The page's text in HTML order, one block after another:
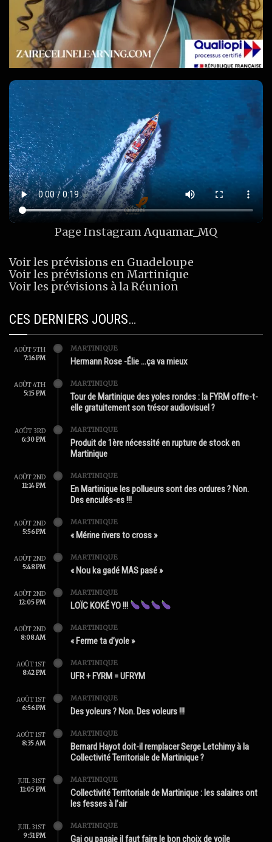
Page Instagram Aquamar_MQ
Voir les prévisions en Guadeloupe
Voir les prévisions en Martinique
Voir les prévisions à la Réunion
CES DERNIERS JOURS…
AOÛT 5TH
7:16 PM
MARTINIQUE
Hermann Rose -Élie …ça va mieux
AOÛT 4TH
5:15 PM
MARTINIQUE
Tour de Martinique des yoles rondes : la FYRM offre-t-
elle gratuitement son trésor audiovisuel ?
AOÛT 3RD
6:30 PM
MARTINIQUE
Produit de 1ère nécessité en rupture de stock en
Martinique
AOÛT 2ND
11:14 PM
MARTINIQUE
En Martinique les pollueurs sont des ordures ? Non.
Des enculés-es !!!
AOÛT 2ND
5:56 PM
MARTINIQUE
« Mérine rivers to cross »
AOÛT 2ND
5:48 PM
MARTINIQUE
« Nou ka gadé MAS pasé »
AOÛT 2ND
12:05 PM
MARTINIQUE
LOÏC KOKÉ YO !!!
AOÛT 2ND
8:08 AM
MARTINIQUE
« Ferme ta d’yole »
AOÛT 1ST
8:42 PM
MARTINIQUE
UFR + FYRM = UFRYM
AOÛT 1ST
6:56 PM
MARTINIQUE
Des yoleurs ? Non. Des voleurs !!!
AOÛT 1ST
8:35 AM
MARTINIQUE
Bernard Hayot doit-il remplacer Serge Letchimy à la
Collectivité Territoriale de Martinique ?
JUIL 31ST
11:05 PM
MARTINIQUE
Collectivité Territoriale de Martinique : les salaires ont
les fesses à l’air
JUIL 31ST
9:51 PM
MARTINIQUE
Gai ou pagaie il faut faire le bon choix de voile